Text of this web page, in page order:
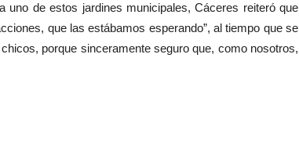
uno de estos jardines municipales, Cáceres reiteró que
que las estábamos esperando”, al tiempo que se
porque sinceramente seguro que, como nosotros,